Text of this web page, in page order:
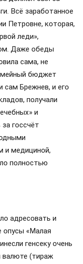
Всё заработанное
Петровне, которая,
леди»,
Даже обеды
сама, не
бюджет
сам Брежнев, и его
получали
и
госсчёт
и медициной,
полностью
адресовать и
опусы «Малая
генсеку очень
валюте (тираж